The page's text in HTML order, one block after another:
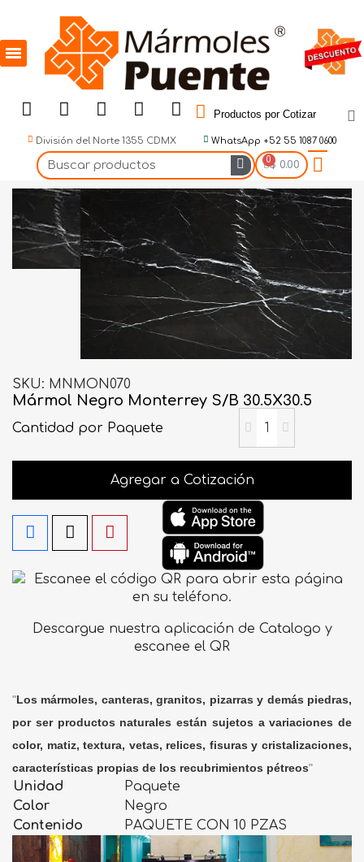
Productos por Cotizar
División del Norte 1355 CDMX WhatsApp +52 55 1087 0600
$ 0.00
SKU MNMON070
Mármol Negro Monterrey S/B 30.5X30.5
Cantidad por Paquete
Agregar a Cotización
Descargue nuestra aplicación de Catalogo y
escanee el QR
"Los mármoles, canteras, granitos, pizarras y demás piedras,
por ser productos naturales están sujetos a variaciones de
color, matiz, textura, vetas, relices, fisuras y cristalizaciones,
características propias de los recubrimientos pétreos"
Unidad
Paquete
Color
Negro
Contenido
PAQUETE CON 10 PZAS